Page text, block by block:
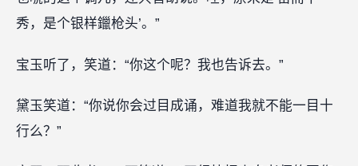
秀，是个银样鑞枪头’。”
宝玉听了，笑道：“你这个呢？我也告诉去。”
黛玉笑道：“你说你会过目成诵，难道我就不能一目十
行么？”